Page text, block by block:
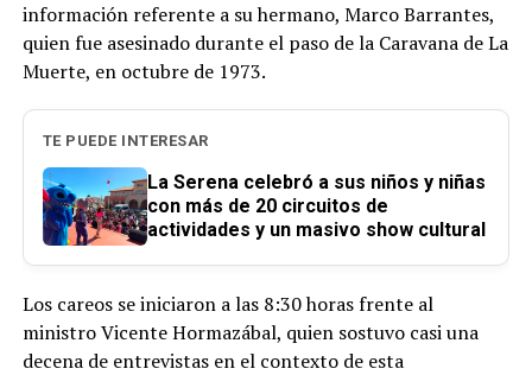
información referente a su hermano, Marco Barrantes,
quien fue asesinado durante el paso de la Caravana de La
Muerte, en octubre de 1973.
TE PUEDE INTERESAR
La Serena celebró a sus niños y niñas
con más de 20 circuitos de
actividades y un masivo show cultural
Los careos se iniciaron a las 8:30 horas frente al
ministro Vicente Hormazábal, quien sostuvo casi una
decena de entrevistas en el contexto de esta